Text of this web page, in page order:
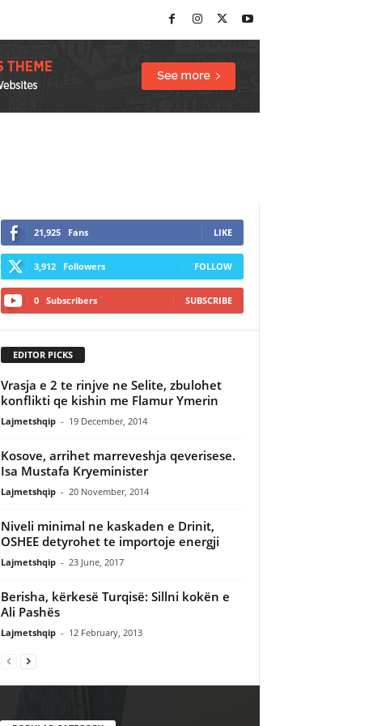
21,925 Fans LIKE
3,912 Followers FOLLOW
0 Subscribers SUBSCRIBE
EDITOR PICKS
Vrasja e 2 te rinjve ne Selite, zbulohet
konflikti qe kishin me Flamur Ymerin
Lajmetshqip - 19 December, 2014
Kosove, arrihet marreveshja qeverisese.
Isa Mustafa Kryeminister
Lajmetshqip - 20 November, 2014
Niveli minimal ne kaskaden e Drinit,
OSHEE detyrohet te importoje energji
Lajmetshqip - 23 June, 2017
Berisha, kërkesë Turqisë: Sillni kokën e
Ali Pashës
Lajmetshqip - 12 February, 2013